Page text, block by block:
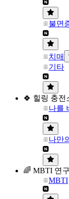
불면
치매
기타
🍀 힐링 충전
나를
나만
🌈 MBTI 연
MBTI